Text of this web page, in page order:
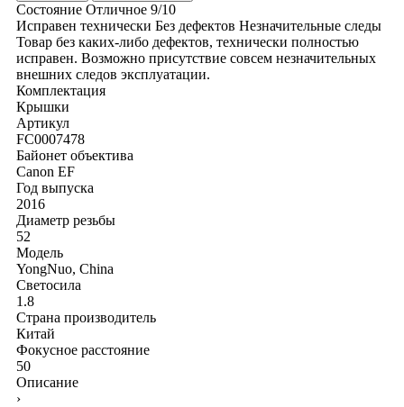
Состояние Отличное 9/10
Исправен технически Без дефектов Незначительные следы
Товар без каких-либо дефектов, технически полностью
исправен. Возможно присутствие совсем незначительных
внешних следов эксплуатации.
Комплектация
Крышки
Артикул
FC0007478
Байонет объектива
Canon EF
Год выпуска
2016
Диаметр резьбы
52
Модель
YongNuo, China
Светосила
1.8
Страна производитель
Китай
Фокусное расстояние
50
Описание
›